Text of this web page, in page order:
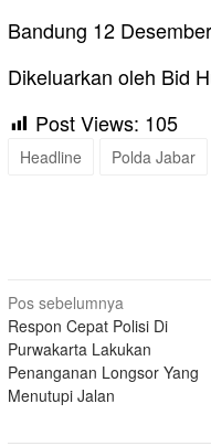
Bandung 12
Dikeluarkan oleh Bid
Post Views: 105
Headline Polda Jabar
Navigasi
pos
Pos sebelumnya
Respon Cepat Polisi Di
Purwakarta Lakukan
Penanganan Longsor Yang
Menutupi Jalan